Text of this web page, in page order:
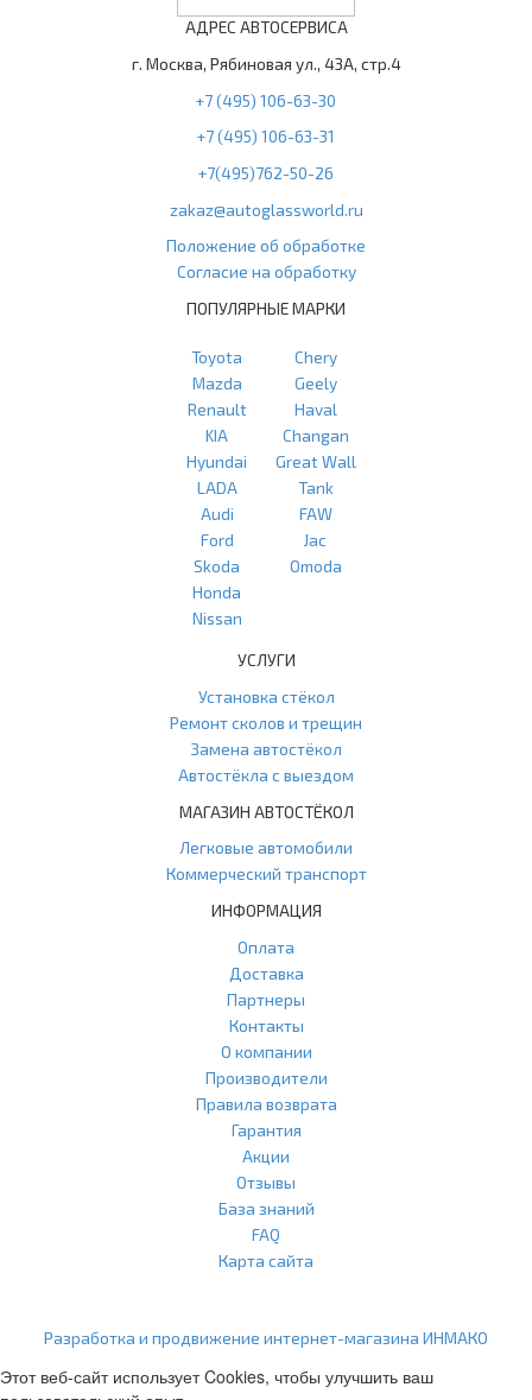
АДРЕС АВТОСЕРВИСА
г. Москва, Рябиновая ул., 43А, стр.4
+7 (495) 106-63-30
+7 (495) 106-63-31
+7(495)762-50-26
zakaz@autoglassworld.ru
Положение об обработке
Согласие на обработку
ПОПУЛЯРНЫЕ МАРКИ
Toyota
Mazda
Renault
KIA
Hyundai
LADA
Audi
Ford
Skoda
Honda
Nissan
Chery
Geely
Haval
Changan
Great Wall
Tank
FAW
Jac
Omoda
УСЛУГИ
Установка стёкол
Ремонт сколов и трещин
Замена автостёкол
Автостёкла с выездом
МАГАЗИН АВТОСТЁКОЛ
Легковые автомобили
Коммерческий транспорт
ИНФОРМАЦИЯ
Оплата
Доставка
Партнеры
Контакты
О компании
Производители
Правила возврата
Гарантия
Акции
Отзывы
База знаний
FAQ
Карта сайта
Разработка и продвижение интернет-магазина ИНМАКО
Этот веб-сайт использует Cookies, чтобы улучшить ваш